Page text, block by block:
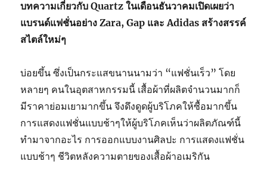
บทความเกี่ยวกับ Quartz ในเดือนธันวาคมเปิดเผยว่า
แบรนด์แฟชั่นอย่าง Zara, Gap และ Adidas สร้างสรรค์
สไตล์ใหม่ๆ
บ่อยขึ้น ซึ่งเป็นกระแสขนานนามว่า “แฟชั่นเร็ว” โดย
หลายๆ คนในอุตสาหกรรมนี้ เสื้อผ้าที่ผลิตจำนวนมากก็
มีราคาย่อมเยามากขึ้น จึงดึงดูดผู้บริโภคให้ซื้อมากขึ้น
การแสดงแฟชั่นแบบช้าๆให้ผู้บริโภคเห็นว่าผลิตภัณฑ์นี้
ทำมาจากอะไร การออกแบบงานศิลปะ การแสดงแฟชั่น
แบบช้าๆ ชีวิตหลังความตายของเสื้อผ้าอเมริกัน